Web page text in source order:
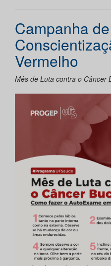
Campanha de
Vermelho
Mês de Luta contra o Câncer